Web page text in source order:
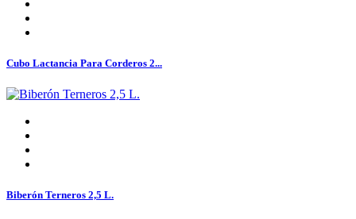
Cubo Lactancia Para Corderos 2...
Biberón Terneros 2,5 L.